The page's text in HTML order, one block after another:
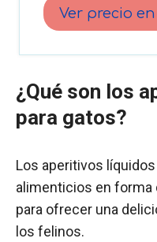
Ver precio
¿Qué son los
para gatos?
Los aperitivos
alimenticios en forma
para ofrecer una
los felinos.